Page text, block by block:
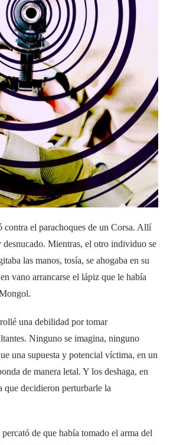
contra el parachoques de un Corsa. Allí
desnucado. Mientras, el otro individuo se
las manos, tosía, se ahogaba en su
vano arrancarse el lápiz que le había
una debilidad por tomar
Ninguno se imagina, ninguno
una supuesta y potencial víctima, en un
de manera letal. Y los deshaga, en
que decidieron perturbarle la
de que había tomado el arma del